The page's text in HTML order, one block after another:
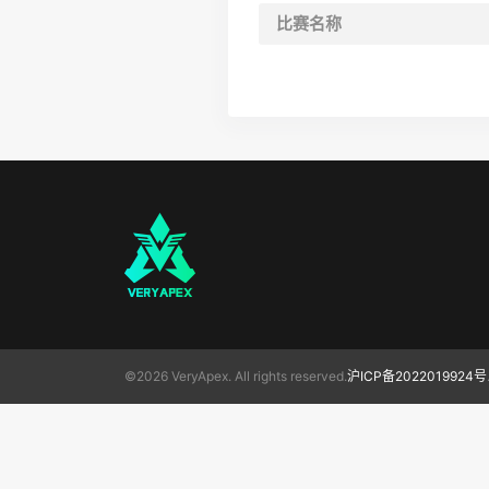
比赛名称
©2026 VeryApex. All rights reserved.沪ICP备2022019924号.